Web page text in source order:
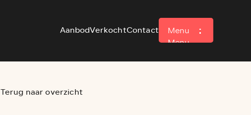
AanbodVerkochtContact
Menu
Menu
Terug naar overzicht